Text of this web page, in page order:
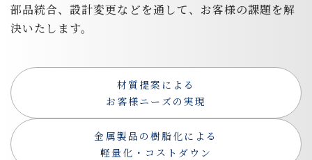
部品統合、設計変更などを通して、お客様の課題を解
決いたします。
材質提案による
お客様ニーズの実現
金属製品の樹脂化による
軽量化・コストダウン